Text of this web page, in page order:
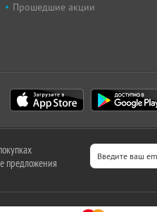
Прошедшие акции
предложения